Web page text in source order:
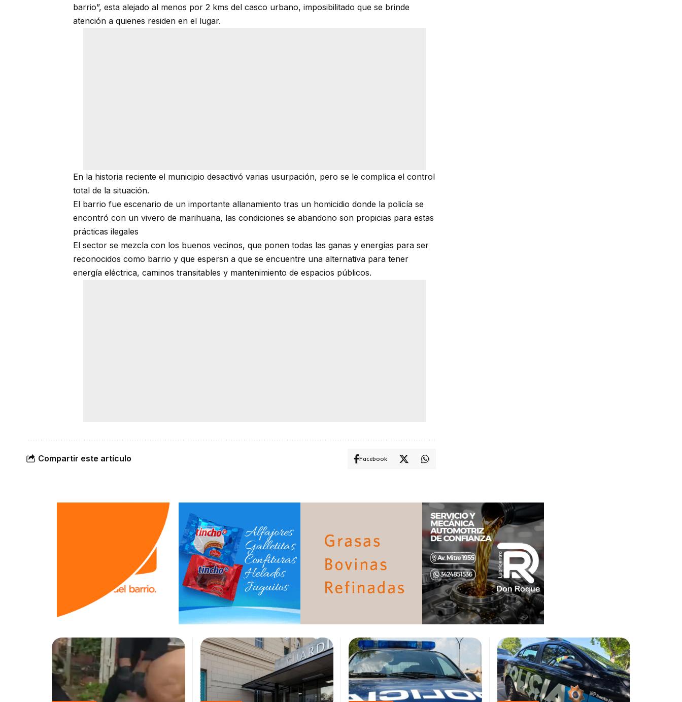
barrio”, esta alejado al menos por 2 kms del casco urbano, imposibilitado que se brinde
atención a quienes residen en el lugar.
En la historia reciente el municipio desactivó varias usurpación, pero se le complica el control
total de la situación.
El barrio fue escenario de un importante allanamiento tras un homicidio donde la policía se
encontró con un vivero de marihuana, las condiciones se abandono son propicias para estas
prácticas ilegales
El sector se mezcla con los buenos vecinos, que ponen todas las ganas y energías para ser
reconocidos como barrio y que espersn a que se encuentre una alternativa para tener
energía eléctrica, caminos transitables y mantenimiento de espacios públicos.
Compartir este artículo Facebook